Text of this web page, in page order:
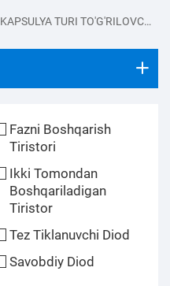
KAPSULYA TURI TO'G'RILOVCHI DIODE
Fazni Boshqarish
Tiristori
Ikki Tomondan
Boshqariladigan
Tiristor
Tez Tiklanuvchi Diod
Savobdiy Diod